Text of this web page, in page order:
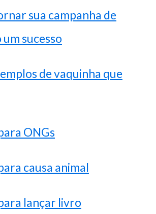
sua campanha de
sucesso
de vaquinha que
ONGs
causa animal
lançar livro